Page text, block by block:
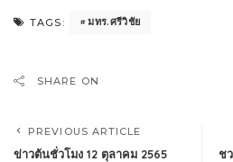
TAGS: มทร.ศรีวิชัย
SHARE ON
PREVIOUS ARTICLE
ข่าวต้นชั่วโมง 12 ตุลาคม 2565
ช